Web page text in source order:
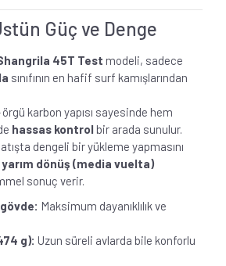
Güç ve Denge
45T Test modeli, sadece
sınıfının en hafif surf kamışlarından
karbon yapısı sayesinde hem
hassas kontrol bir arada sunulur.
atışta dengeli bir yükleme yapmasını
yarım dönüş (media vuelta)
sonuç verir.
Maksimum dayanıklılık ve
g): Uzun süreli avlarda bile konforlu